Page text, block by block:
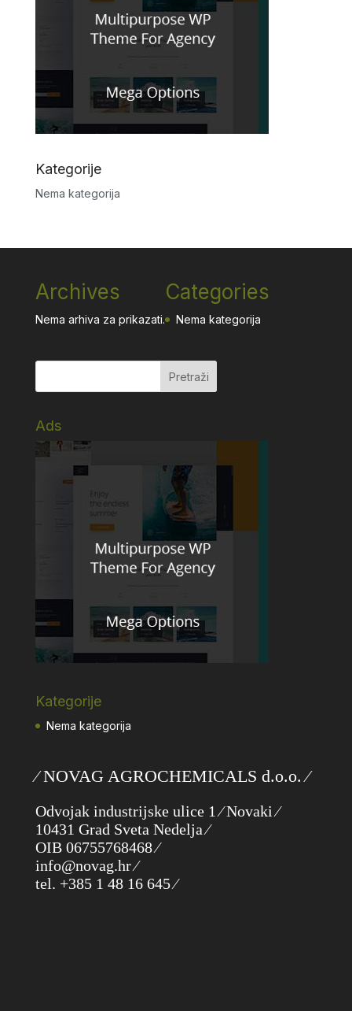
Kategorije
Nema kategorija
Archives
Nema arhiva za prikazati.
Categories
Nema kategorija
Ads
Kategorije
Nema kategorija
⁄ NOVAG AGROCHEMICALS d.o.o. ⁄
Odvojak industrijske ulice 1 ⁄ Novaki ⁄
10431 Grad Sveta Nedelja ⁄
OIB 06755768468 ⁄
info@novag.hr ⁄
tel. +385 1 48 16 645 ⁄